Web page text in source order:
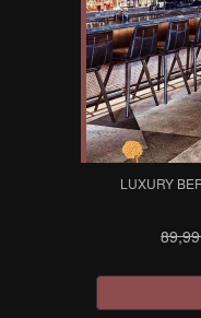
LUXURY